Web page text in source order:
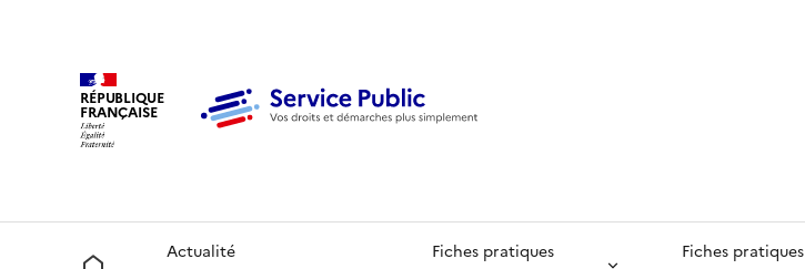
RÉPUBLIQUE
FRANÇAISE
Actualité
Fiches pratiques
Fiches pratiques